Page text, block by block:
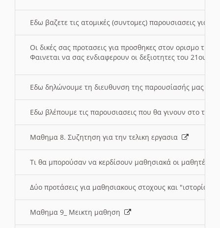
Εδω βαζετε τις ατομικές (συντομες) παρουσιασεις για
Οι δικές σας προτασεις για προσθηκες στον ορισμο
Φαινεται να σας ενδιαφερουν οι δεξιοτητες του 21ου
Εδω δηλώνουμε τη διευθυνση της παρουσίασής μας
Εδω βλέπουμε τις παρουσιασεις που θα γινουν στο
Μαθημα 8. Συζητηση για την τελικη εργασια
Τι θα μπορούσαν να κερδίσουν μαθησιακά οι μαθητές/
Δύο προτάσεις για μαθησιακους στοχους και "ιστορία"
Μαθημα 9_ Μεικτη μαθηση